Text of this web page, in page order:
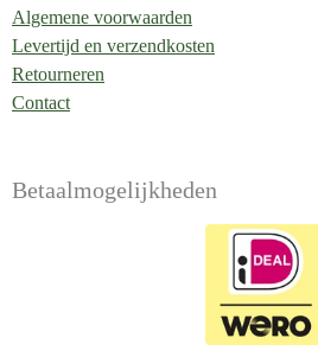
Algemene voorwaarden
Levertijd en verzendkosten
Retourneren
Contact
Betaalmogelijkheden